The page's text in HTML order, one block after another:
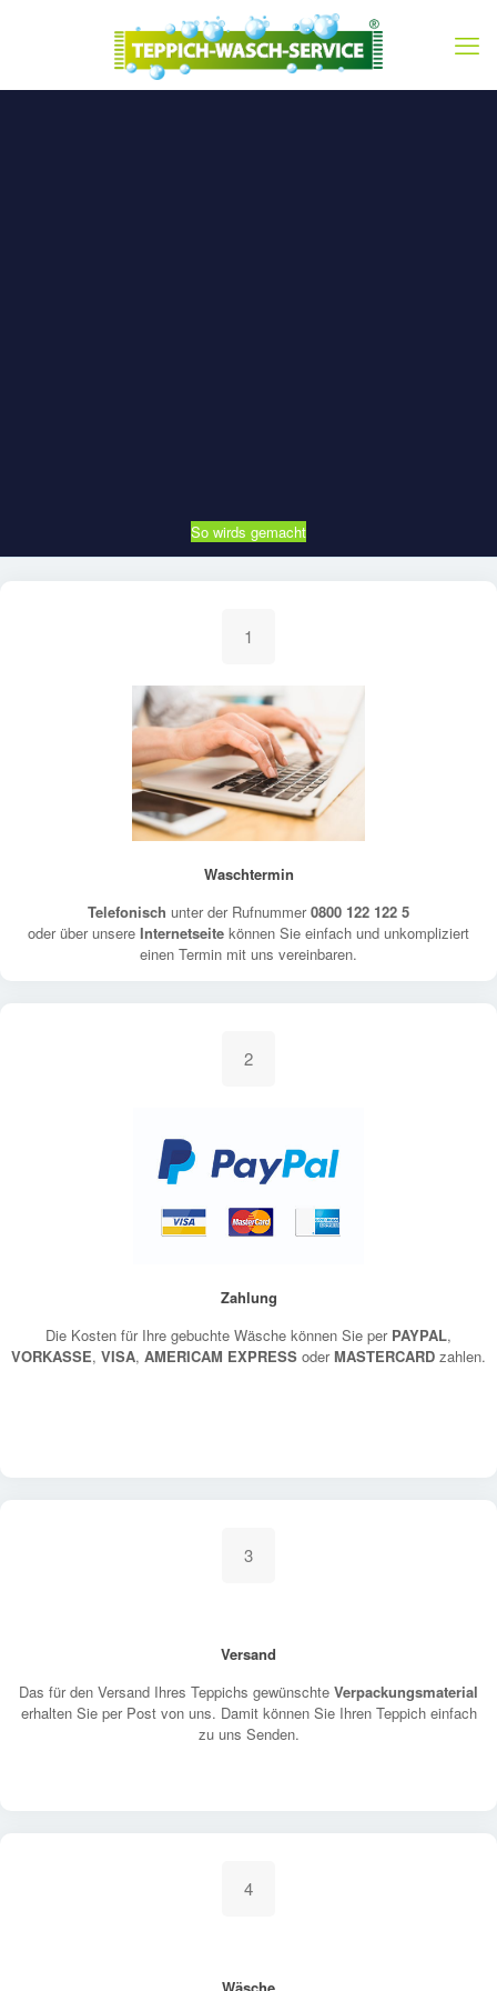
So wirds gemacht
1
Waschtermin
Telefonisch unter der Rufnummer0800 122 122 5
oder über unsere Internetseite können Sie einfach und unkompliziert
einen Termin mit uns vereinbaren.
2
Zahlung
Die Kosten für Ihre gebuchte Wäsche können Sie per PAYPAL,
VORKASSE, VISA, AMERICAM EXPRESS oderMASTERCARD zahlen.
3
Versand
Das für den Versand Ihres Teppichs gewünschte Verpackungsmaterial
erhalten Sie per Post von uns. Damit können Sie Ihren Teppich einfach
zu uns Senden.
4
Wäsche